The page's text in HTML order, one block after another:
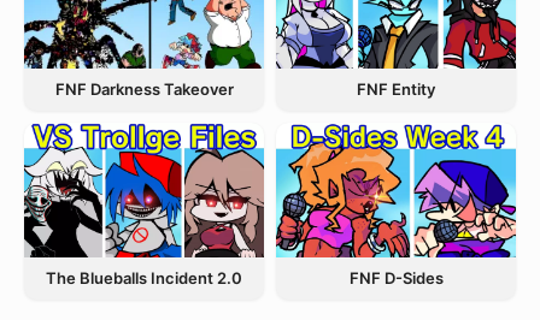
FNF Darkness Takeover FNF Entity
The Blueballs Incident 2.0 FNF D-Sides